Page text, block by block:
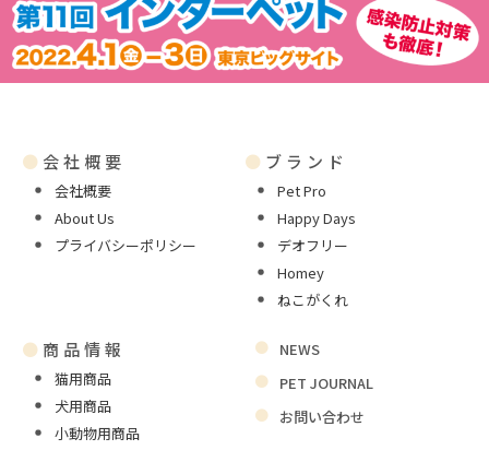
● 会社概要
会社概要
About Us
プライバシーポリシー
● ブランド
Pet Pro
Happy Days
デオフリー
Homey
ねこがくれ
● 商品情報
猫用商品
犬用商品
小動物用商品
NEWS
PET JOURNAL
お問い合わせ